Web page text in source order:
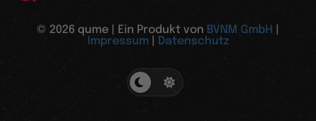
© 2026 qume | Ein Produkt von BVNM GmbH
Impressum| Datenschutz